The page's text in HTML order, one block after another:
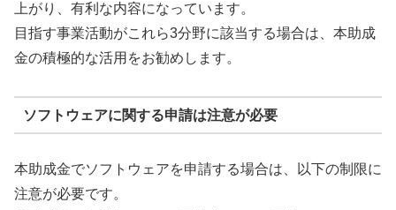
上がり、有利な内容になっています。
目指す事業活動がこれら3分野に該当する場合は、本助成
金の積極的な活用をお勧めします。
ソフトウェアに関する申請は注意が必要
本助成金でソフトウェアを申請する場合は、以下の制限に
注意が必要です。